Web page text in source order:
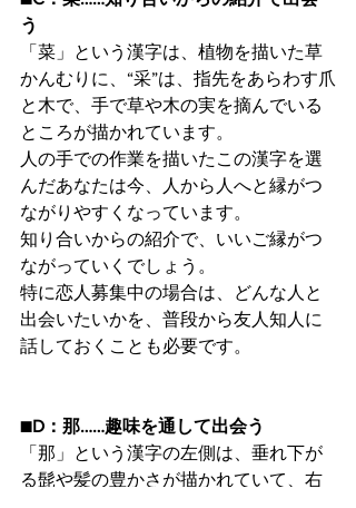
う
「菜」という漢字は、植物を描いた草
かんむりに、“采”は、指先をあらわす爪
と木で、手で草や木の実を摘んでいる
ところが描かれています。
人の手での作業を描いたこの漢字を選
んだあなたは今、人から人へと縁がつ
ながりやすくなっています。
知り合いからの紹介で、いいご縁がつ
ながっていくでしょう。
特に恋人募集中の場合は、どんな人と
出会いたいかを、普段から友人知人に
話しておくことも必要です。
■D：那……趣味を通して出会う
「那」という漢字の左側は、垂れ下が
る髭や髪の豊かさが描かれていて、右